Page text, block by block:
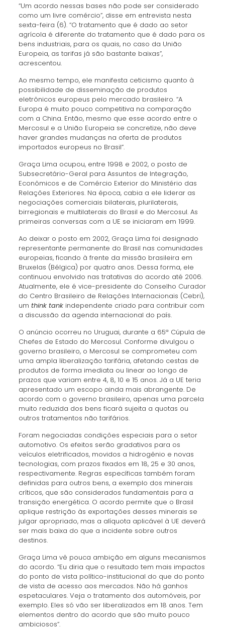
“Um acordo nessas bases não pode ser considerado
como um livre comércio”, disse em entrevista nesta
sexta-feira (6). “O tratamento que é dado ao setor
agrícola é diferente do tratamento que é dado para os
bens industriais, para os quais, no caso da União
Europeia, as tarifas já são bastante baixas”,
acrescentou.
Ao mesmo tempo, ele manifesta ceticismo quanto à
possibilidade de disseminação de produtos
eletrônicos europeus pelo mercado brasileiro. “A
Europa é muito pouco competitiva na comparação
com a China. Então, mesmo que esse acordo entre o
Mercosul e a União Europeia se concretize, não deve
haver grandes mudanças na oferta de produtos
importados europeus no Brasil”.
Graça Lima ocupou, entre 1998 e 2002, o posto de
Subsecretário-Geral para Assuntos de Integração,
Econômicos e de Comércio Exterior do Ministério das
Relações Exteriores. Na época, cabia a ele liderar as
negociações comerciais bilaterais, plurilaterais,
birregionais e multilaterais do Brasil e do Mercosul. As
primeiras conversas com a UE se iniciaram em 1999.
Ao deixar o posto em 2002, Graça Lima foi designado
representante permanente do Brasil nas comunidades
europeias, ficando à frente da missão brasileira em
Bruxelas (Bélgica) por quatro anos. Dessa forma, ele
continuou envolvido nas tratativas do acordo até 2006.
Atualmente, ele é vice-presidente do Conselho Curador
do Centro Brasileiro de Relações Internacionais (Cebri),
um think tankindependente criado para contribuir com
a discussão da agenda internacional do país.
O anúncio ocorreu no Uruguai, durante a 65ª Cúpula de
Chefes de Estado do Mercosul. Conforme divulgou o
governo brasileiro, o Mercosul se comprometeu com
uma ampla liberalização tarifária, afetando cestas de
produtos de forma imediata ou linear ao longo de
prazos que variam entre 4, 8, 10 e 15 anos. Já a UE teria
apresentado um escopo ainda mais abrangente. De
acordo com o governo brasileiro, apenas uma parcela
muito reduzida dos bens ficará sujeita a quotas ou
outros tratamentos não tarifários.
Foram negociadas condições especiais para o setor
automotivo. Os efeitos serão gradativos para os
veículos eletrificados, movidos a hidrogênio e novas
tecnologias, com prazos fixados em 18, 25 e 30 anos,
respectivamente. Regras específicas também foram
definidas para outros bens, a exemplo dos minerais
críticos, que são considerados fundamentais para a
transição energética. O acordo permite que o Brasil
aplique restrição às exportações desses minerais se
julgar apropriado, mas a alíquota aplicável à UE deverá
ser mais baixa do que a incidente sobre outros
destinos.
Graça Lima vê pouca ambição em alguns mecanismos
do acordo. “Eu diria que o resultado tem mais impactos
do ponto de vista político-institucional do que do ponto
de vista de acesso aos mercados. Não há ganhos
espetaculares. Veja o tratamento dos automóveis, por
exemplo. Eles só vão ser liberalizados em 18 anos. Tem
elementos dentro do acordo que são muito pouco
ambiciosos”.